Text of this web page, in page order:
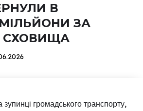
В
ЗА
СХОВИЩА
зупинці громадського транспорту,